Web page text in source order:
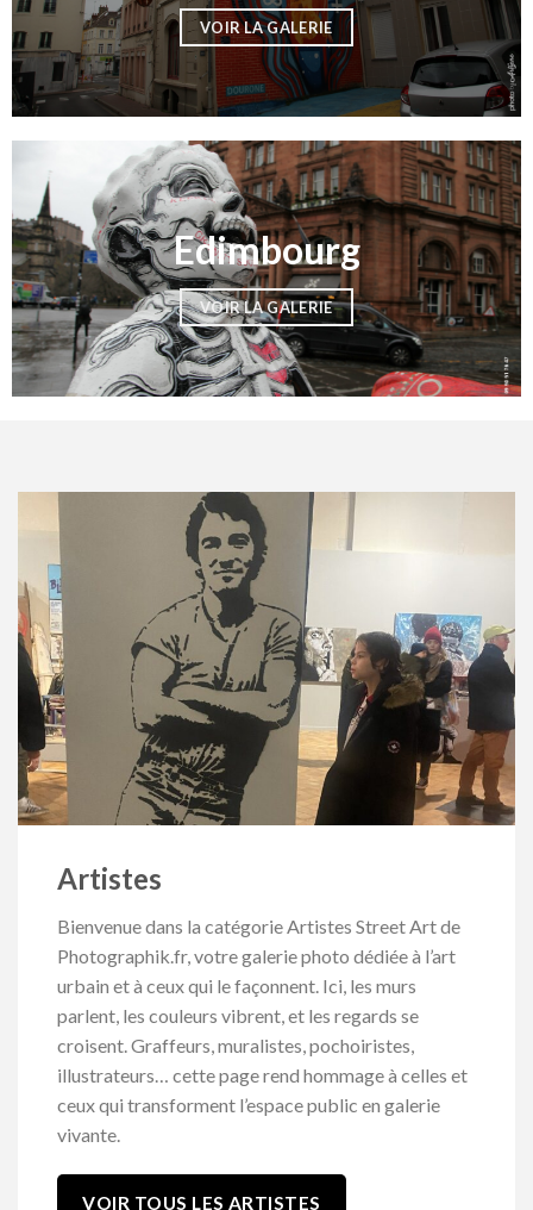
VOIR LA GALERIE
Edimbourg
VOIR LA GALERIE
Artistes
Bienvenue dans la catégorie Artistes Street Art de
Photographik.fr, votre galerie photo dédiée à l’art
urbain et à ceux qui le façonnent. Ici, les murs
parlent, les couleurs vibrent, et les regards se
croisent. Graffeurs, muralistes, pochoiristes,
illustrateurs… cette page rend hommage à celles et
ceux qui transforment l’espace public en galerie
vivante.
VOIR TOUS LES ARTISTES